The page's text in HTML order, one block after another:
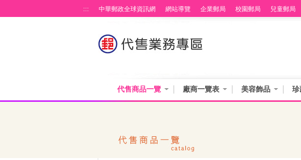
::: 中華郵政全球資訊網 網站導覽 企業郵局 校園郵局 兒童郵局
代售商品一覽 廠商一覽表 美容飾品 珍